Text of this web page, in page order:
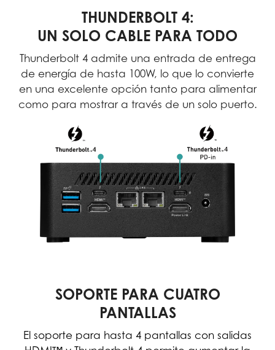
THUNDERBOLT 4:
UN SOLO CABLE PARA TODO
Thunderbolt 4 admite una entrada de entrega
de energía de hasta 100W, lo que lo convierte
en una excelente opción tanto para alimentar
como para mostrar a través de un solo puerto.
SOPORTE PARA CUATRO
PANTALLAS
El soporte para hasta 4 pantallas con salidas